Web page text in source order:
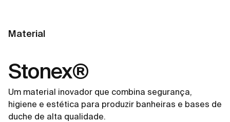
Material
Stonex®
Um material inovador que combina segurança,
higiene e estética para produzir banheiras e bases de
duche de alta qualidade.